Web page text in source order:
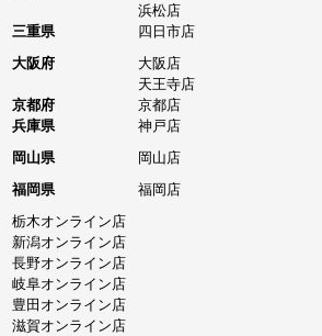
浜松店
三重県
四日市店
大阪府
大阪店
天王寺店
京都府
京都店
兵庫県
神戸店
岡山県
岡山店
福岡県
福岡店
栃木オンライン店
新潟オンライン店
長野オンライン店
岐阜オンライン店
豊田オンライン店
滋賀オンライン店